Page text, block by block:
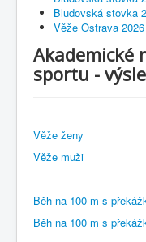
Bludovská stovka
Věže Ostrava
Akademické
sportu -
Věže ženy
Věže muži
Běh na 100 m s
Běh na 100 m s